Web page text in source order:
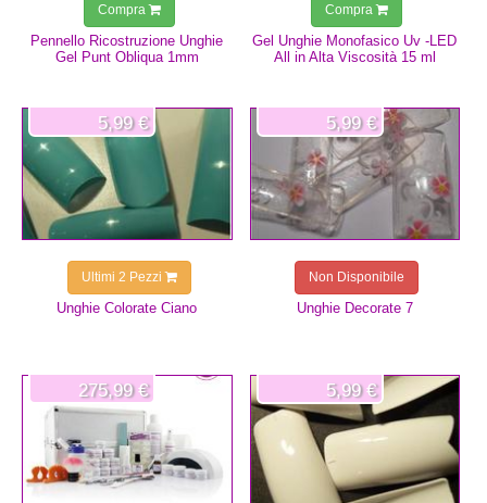
Pennello Ricostruzione Unghie
Gel Punt Obliqua 1mm
Compra
Gel Unghie Monofasico Uv -LED
All in Alta Viscosità 15 ml
Compra
Unghie Colorate Ciano
5,99 €
Ultimi 2 Pezzi
Unghie Decorate 7
5,99 €
Non Disponibile
275,99 € 5,99 €